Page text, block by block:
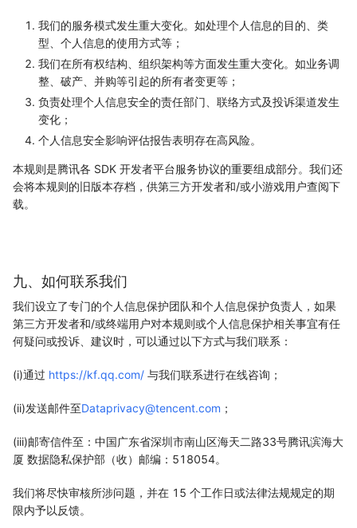
我们的服务模式发生重大变化。如处理个人信息的目的、类
型、个人信息的使用方式等；
我们在所有权结构、组织架构等方面发生重大变化。如业务调
整、破产、并购等引起的所有者变更等；
负责处理个人信息安全的责任部门、联络方式及投诉渠道发生
变化；
个人信息安全影响评估报告表明存在高风险。
本规则是腾讯各 SDK 开发者平台服务协议的重要组成部分。我们还
会将本规则的旧版本存档，供第三方开发者和/或小游戏用户查阅下
载。
九、如何联系我们
我们设立了专门的个人信息保护团队和个人信息保护负责人，如果
第三方开发者和/或终端用户对本规则或个人信息保护相关事宜有任
何疑问或投诉、建议时，可以通过以下方式与我们联系：
(i)通过 https://kf.qq.com/ 与我们联系进行在线咨询；
(ii)发送邮件至Dataprivacy@tencent.com ；
(iii)邮寄信件至：中国广东省深圳市南山区海天二路33号腾讯滨海大
厦 数据隐私保护部（收）邮编：518054。
我们将尽快审核所涉问题，并在 15 个工作日或法律法规规定的期
限内予以反馈。